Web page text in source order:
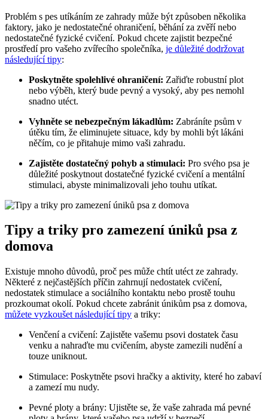
Problém s pes utíkáním ze zahrady může být způsoben několika
faktory, jako je nedostatečné ohraničení, běhání za zvěří nebo
nedostatečné fyzické cvičení. Pokud chcete zajistit bezpečné
prostředí pro vašeho zvířecího společníka, je důležité dodržovat
následující tipy:
Poskytněte spolehlivé ohraničení: Zařiďte robustní plot
nebo výběh, který bude pevný a vysoký, aby pes nemohl
snadno utéct.
Vyhněte se nebezpečným lákadlům: Zabráníte psům v
útěku tím, že eliminujete situace, kdy by mohli být lákáni
něčím, co je přitahuje mimo vaši zahradu.
Zajistěte dostatečný pohyb a stimulaci: Pro svého psa je
důležité poskytnout dostatečné fyzické cvičení a mentální
stimulaci, abyste minimalizovali jeho touhu utíkat.
Tipy a triky pro zamezení úniků psa z
domova
Existuje mnoho důvodů, proč pes může chtít utéct ze zahrady.
Některé z nejčastějších příčin zahrnují nedostatek cvičení,
nedostatek stimulace a sociálního kontaktu nebo prostě touhu
prozkoumat okolí. Pokud chcete zabránit únikům psa z domova,
můžete vyzkoušet následující tipy a triky:
Venčení a cvičení: Zajistěte vašemu psovi dostatek času
venku a nahraďte mu cvičením, abyste zamezili nudění a
touze uniknout.
Stimulace: Poskytněte psovi hračky a aktivity, které ho zabaví
a zamezí mu nudy.
Pevné ploty a brány: Ujistěte se, že vaše zahrada má pevné